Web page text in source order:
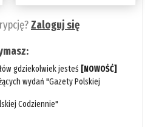
Zaloguj się
gdziekolwiek jesteś [NOWOŚĆ]
wydań "Gazety Polskiej
Codziennie"